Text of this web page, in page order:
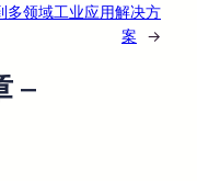
多领域工业应用解决方
案
→
–